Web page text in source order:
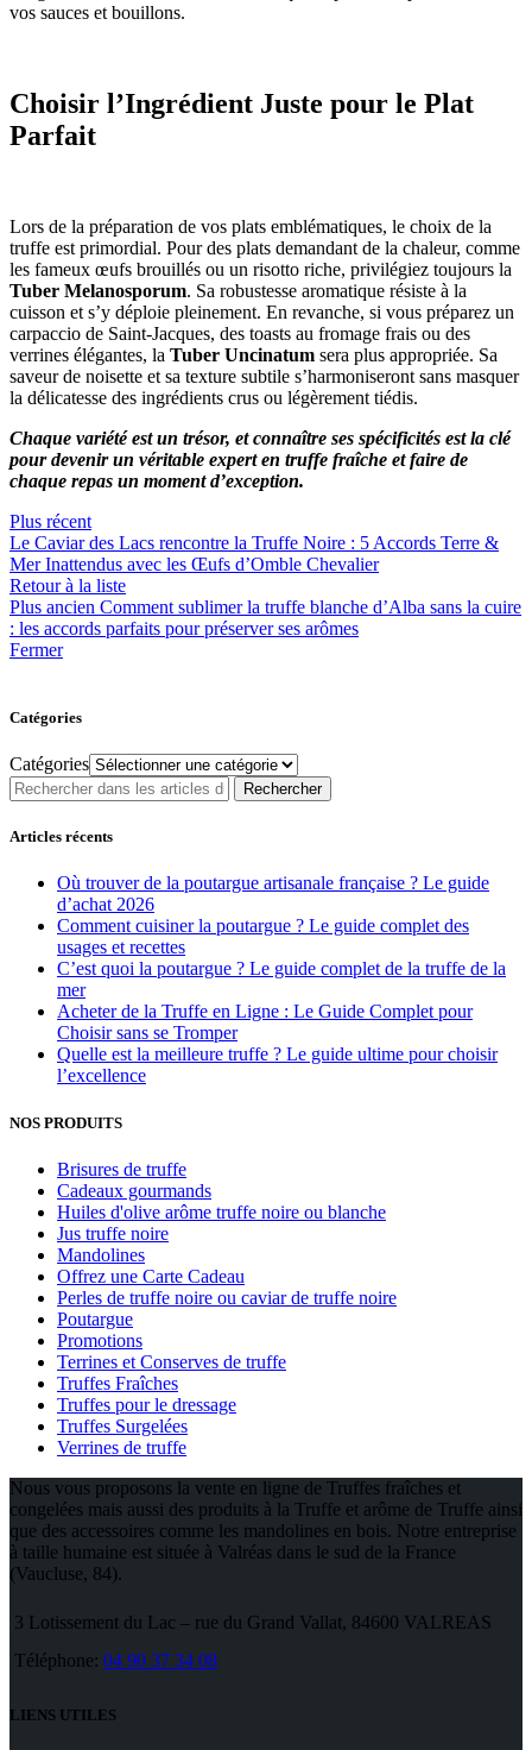
vos sauces et bouillons.
Choisir l’Ingrédient Juste pour le Plat
Parfait
Lors de la préparation de vos plats emblématiques, le choix de la
truffe est primordial. Pour des plats demandant de la chaleur, comme
les fameux œufs brouillés ou un risotto riche, privilégiez toujours la
Tuber Melanosporum. Sa robustesse aromatique résiste à la
cuisson et s’y déploie pleinement. En revanche, si vous préparez un
carpaccio de Saint-Jacques, des toasts au fromage frais ou des
verrines élégantes, la Tuber Uncinatum sera plus appropriée. Sa
saveur de noisette et sa texture subtile s’harmoniseront sans masquer
la délicatesse des ingrédients crus ou légèrement tiédis.
Chaque variété est un trésor, et connaître ses spécificités est la clé
pour devenir un véritable expert en truffe fraîche et faire de
chaque repas un moment d’exception.
Plus récent
Le Caviar des Lacs rencontre la Truffe Noire : 5 Accords Terre &
Mer Inattendus avec les Œufs d’Omble Chevalier
Retour à la liste
Plus ancien Comment sublimer la truffe blanche d’Alba sans la cuire
: les accords parfaits pour préserver ses arômes
Fermer
Catégories
Catégories
Rechercher
Articles récents
Où trouver de la poutargue artisanale française ? Le guide
d’achat 2026
Comment cuisiner la poutargue ? Le guide complet des
usages et recettes
C’est quoi la poutargue ? Le guide complet de la truffe de la
mer
Acheter de la Truffe en Ligne : Le Guide Complet pour
Choisir sans se Tromper
Quelle est la meilleure truffe ? Le guide ultime pour choisir
l’excellence
NOS PRODUITS
Brisures de truffe
Cadeaux gourmands
Huiles d'olive arôme truffe noire ou blanche
Jus truffe noire
Mandolines
Offrez une Carte Cadeau
Perles de truffe noire ou caviar de truffe noire
Poutargue
Promotions
Terrines et Conserves de truffe
Truffes Fraîches
Truffes pour le dressage
Truffes Surgelées
Verrines de truffe
Nous vous proposons la vente en ligne de Truffes fraîches et
congelées mais aussi des produits à la Truffe et arôme de Truffe ainsi
que des accessoires comme les mandolines en bois. Notre entreprise
à taille humaine est située à Valréas dans le sud de la France
(Vaucluse, 84).
3 Lotissement du Lac – rue du Grand Vallat, 84600 VALREAS
Téléphone: 04 90 37 34 08
LIENS UTILES